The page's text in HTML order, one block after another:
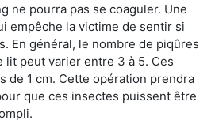
ne pourra pas se coaguler. Une
empêche la victime de sentir si
En général, le nombre de piqûres
lit peut varier entre 3 à 5. Ces
de 1 cm. Cette opération prendra
que ces insectes puissent être